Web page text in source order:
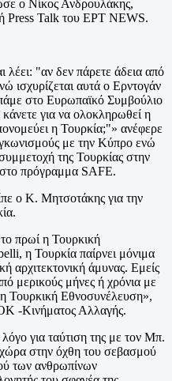
ο Νίκος Ανδρουλάκης,
Press Talk του ΕΡΤ ΝΕWS.
"αν δεν πάρετε άδεια από
ισχυρίζεται αυτά ο Ερντογάν
στο Ευρωπαϊκό Συμβούλιο
για να ολοκληρωθεί η
η Τουρκία;"» ανέφερε
με την Κύπρο ενώ
της Τουρκίας στην
πρόγραμμα SAFE.
ο Κ. Μητσοτάκης για την
πρωί η Τουρκική
η Τουρκία παίρνει μόνιμα
αρχιτεκτονική άμυνας. Εμείς
μερικούς μήνες ή χρόνια με
η Τουρκική Εθνοσυνέλευση»,
-Κινήματος Αλλαγής.
για ταύτιση της με τον Μπ.
στην όχθη του σεβασμού
των ανθρωπίνων